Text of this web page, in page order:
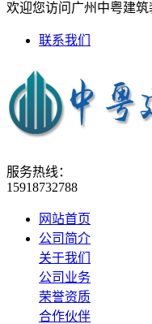
欢迎您访问广州中粤建筑
联系我们
服务热线：
15918732788
网站首页
公司简介
关于我们
公司业务
荣誉资质
合作伙伴